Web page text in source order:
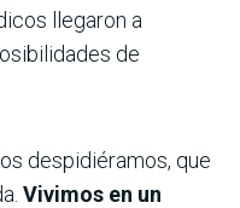
llegaron a
de
despidiéramos, que
Vivimos en un